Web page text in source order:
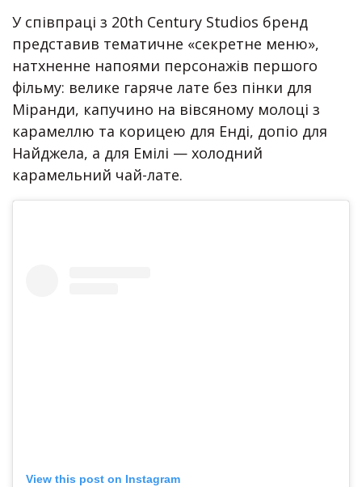
У співпраці з 20th Century Studios бренд
представив тематичне «секретне меню»,
натхненне напоями персонажів першого
фільму: велике гаряче лате без пінки для
Міранди, капучино на вівсяному молоці з
карамеллю та корицею для Енді, допіо для
Найджела, а для Емілі — холодний
карамельний чай-лате.
View this post on Instagram